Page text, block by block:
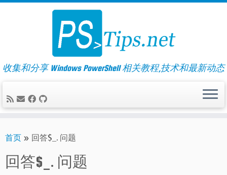
Skip
收集和分享 Windows PowerShell 相关教程,技术和最新动态
首页 » 回答$_. 问题
回答$_. 问题